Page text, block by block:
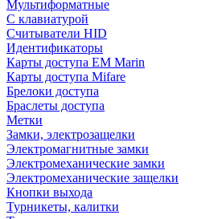
Мультиформатные
С клавиатурой
Считыватели HID
Идентификаторы
Карты доступа EM Marin
Карты доступа Mifare
Брелоки доступа
Браслеты доступа
Метки
Замки, электрозащелки
Электромагнитные замки
Электромеханические замки
Электромеханические защелки
Кнопки выхода
Турникеты, калитки